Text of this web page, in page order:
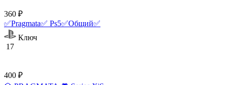
360 ₽
✅Pragmata✅ Ps5✅Общий✅
Ключ
17
400 ₽